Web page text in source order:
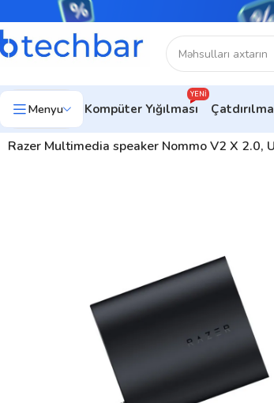
Menyu Kompüter Yığılması
YENI
Ev Kompüter aksesuarları
Razer Multimedia speaker Nommo V2 X